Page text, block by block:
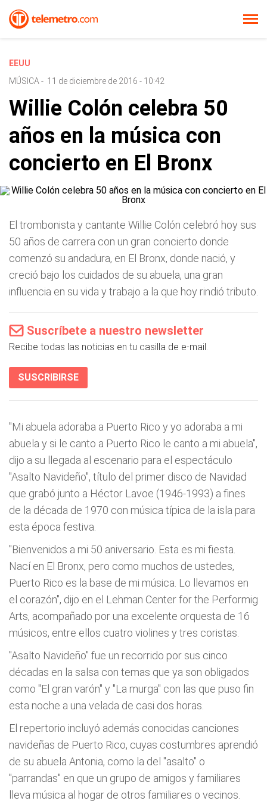
EEUU
MÚSICA - 11 de diciembre de 2016 - 10:42
Willie Colón celebra 50
años en la música con
concierto en El Bronx
El trombonista y cantante Willie Colón celebró hoy sus
50 años de carrera con un gran concierto donde
comenzó su andadura, en El Bronx, donde nació, y
creció bajo los cuidados de su abuela, una gran
influencia en su vida y trabajo a la que hoy rindió tributo.
Suscríbete a nuestro newsletter
Recibe todas las noticias en tu casilla de e-mail.
SUSCRIBIRSE
"Mi abuela adoraba a Puerto Rico y yo adoraba a mi
abuela y si le canto a Puerto Rico le canto a mi abuela",
dijo a su llegada al escenario para el espectáculo
"Asalto Navideño", título del primer disco de Navidad
que grabó junto a Héctor Lavoe (1946-1993) a fines
de la década de 1970 con música típica de la isla para
esta época festiva.
"Bienvenidos a mi 50 aniversario. Esta es mi fiesta.
Nací en El Bronx, pero como muchos de ustedes,
Puerto Rico es la base de mi música. Lo llevamos en
el corazón", dijo en el Lehman Center for the Performig
Arts, acompañado por una excelente orquesta de 16
músicos, entre ellos cuatro violines y tres coristas.
"Asalto Navideño" fue un recorrido por sus cinco
décadas en la salsa con temas que ya son obligados
como "El gran varón" y "La murga" con las que puso fin
esta noche a una velada de casi dos horas.
El repertorio incluyó además conocidas canciones
navideñas de Puerto Rico, cuyas costumbres aprendió
de su abuela Antonia, como la del "asalto" o
"parrandas" en que un grupo de amigos y familiares
lleva música al hogar de otros familiares o vecinos.